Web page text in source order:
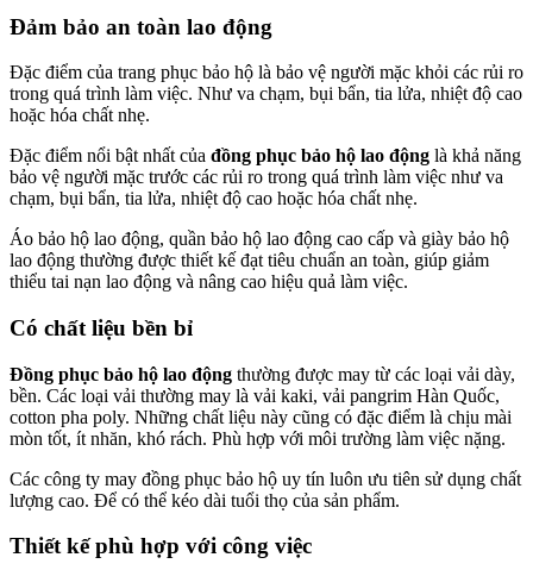
Đảm bảo an toàn lao động
Đặc điểm của trang phục bảo hộ là bảo vệ người mặc khỏi các rủi ro
trong quá trình làm việc. Như va chạm, bụi bẩn, tia lửa, nhiệt độ cao
hoặc hóa chất nhẹ.
Đặc điểm nổi bật nhất của đồng phục bảo hộ lao động là khả năng
bảo vệ người mặc trước các rủi ro trong quá trình làm việc như va
chạm, bụi bẩn, tia lửa, nhiệt độ cao hoặc hóa chất nhẹ.
Áo bảo hộ lao động, quần bảo hộ lao động cao cấp và giày bảo hộ
lao động thường được thiết kế đạt tiêu chuẩn an toàn, giúp giảm
thiểu tai nạn lao động và nâng cao hiệu quả làm việc.
Có chất liệu bền bỉ
Đồng phục bảo hộ lao động thường được may từ các loại vải dày,
bền. Các loại vải thường may là vải kaki, vải pangrim Hàn Quốc,
cotton pha poly. Những chất liệu này cũng có đặc điểm là chịu mài
mòn tốt, ít nhăn, khó rách. Phù hợp với môi trường làm việc nặng.
Các công ty may đồng phục bảo hộ uy tín luôn ưu tiên sử dụng chất
lượng cao. Để có thể kéo dài tuổi thọ của sản phẩm.
Thiết kế phù hợp với công việc